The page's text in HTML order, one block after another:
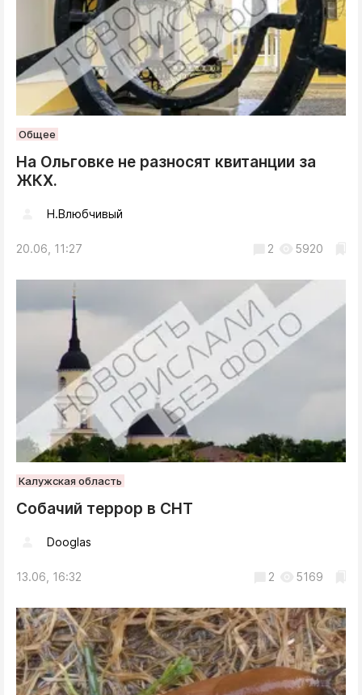
Общее
На Ольговке не разносят квитанции за
ЖКХ.
Н.Влюбчивый
20.06, 11:27 2 5920
Калужская область
Собачий террор в СНТ
Dooglas
13.06, 16:32 2 5169